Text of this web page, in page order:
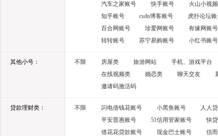
汽车之家账号
快手账号
火山小视
知乎账号
csdn博客账号
虎扑论坛
百合网账号
珍爱网账号
有缘网账号
转转账号
苏宁易购账号 小红书账号
其他小号： 不限 房屋类 旅游网站
手机、游戏平台
在线视频类
婚恋类 聊天交友
邀请码激活码
贷款理财类： 不限 闪电借钱花账号 小黑鱼账号
人人
平安普惠账号
51信用管家账号
快
借花花贷款账号
现金巴士账号 信